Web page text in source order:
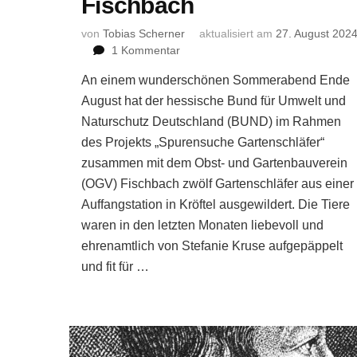
von Tobias Scherner aktualisiert am 27. August 2024
1 Kommentarzu
Heimat
für
den
in
Fischbach
An einem wunderschönen Sommerabend Ende
August hat der hessische Bund für Umwelt und
Naturschutz Deutschland (BUND) im Rahmen
des Projekts „Spurensuche Gartenschläfer“
zusammen mit dem Obst- und Gartenbauverein
(OGV) Fischbach zwölf Gartenschläfer aus einer
Auffangstation in Kröftel ausgewildert. Die Tiere
waren in den letzten Monaten liebevoll und
ehrenamtlich von Stefanie Kruse aufgepäppelt
und fit für …